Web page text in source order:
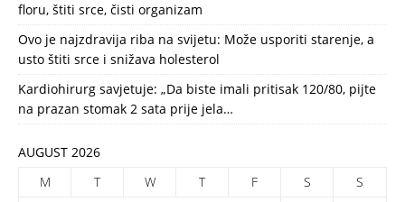
floru, štiti srce, čisti organizam
Ovo je najzdravija riba na svijetu: Može usporiti starenje, a
usto štiti srce i snižava holesterol
Kardiohirurg savjetuje: „Da biste imali pritisak 120/80, pijte
na prazan stomak 2 sata prije jela…
AUGUST 2026
M
T W T F S
S